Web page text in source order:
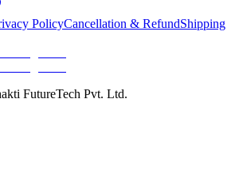
PolicyCancellation & RefundShipping
FutureTech Pvt. Ltd.